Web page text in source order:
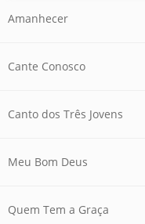
Amanhecer
Cante Conosco
Canto dos Três Jovens
Meu Bom Deus
Quem Tem a Graça